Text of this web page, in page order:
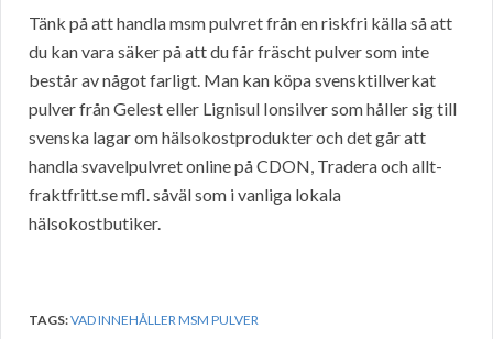
Tänk på att handla msm pulvret från en riskfri källa så att
du kan vara säker på att du får fräscht pulver som inte
består av något farligt. Man kan köpa svensktillverkat
pulver från Gelest eller Lignisul Ionsilver som håller sig till
svenska lagar om hälsokostprodukter och det går att
handla svavelpulvret online på CDON, Tradera och allt-
fraktfritt.se mfl. såväl som i vanliga lokala
hälsokostbutiker.
TAGS:VAD INNEHÅLLER MSM PULVER